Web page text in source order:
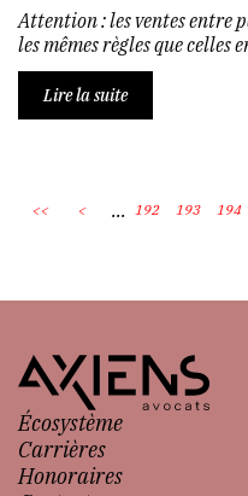
Attention : les ventes entre
les mêmes règles que celles
Lire la suite
<< < ... 192 193 194
Écosystème
Carrières
Honoraires